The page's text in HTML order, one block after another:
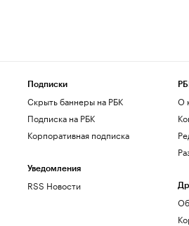
Подписки
Скрыть баннеры на РБК
Подписка на РБК
Корпоративная подписка
Уведомления
RSS Новости
О